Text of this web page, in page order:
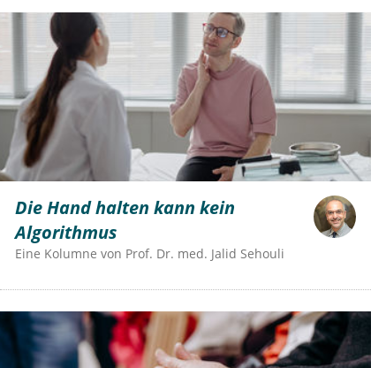
Die Hand halten kann kein
Algorithmus
Eine Kolumne von Prof. Dr. med. Jalid Sehouli